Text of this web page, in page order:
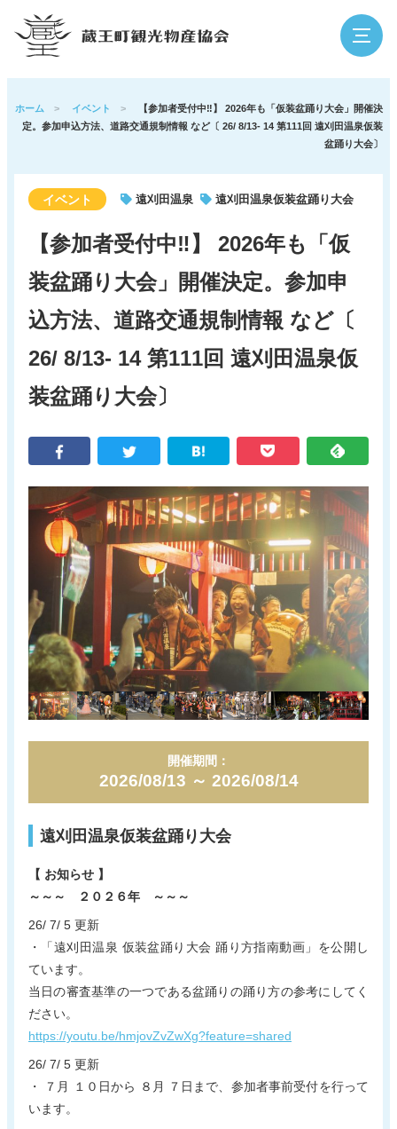
検索
蔵王の魅力 観光スポット
イベント 泊まる・温泉
グルメ・買う 体験
アウトドア 寺社・歴史
蔵王町観光物産協会について サイトポリシー
ホーム > イベント >
【参加者受付中‼】 2026年も「仮装盆踊り大会」開催決
定。参加申込方法、道路交通規制情報 など〔 26/ 8/13- 14 第111回 遠刈田温泉仮装
盆踊り大会〕
イベント 遠刈田温泉 遠刈田温泉仮装盆踊り大会
【参加者受付中‼】 2026年も「仮
装盆踊り大会」開催決定。参加申
込方法、道路交通規制情報 など〔
26/ 8/13- 14 第111回 遠刈田温泉仮
装盆踊り大会〕
開催期間：
2026/08/13 ～ 2026/08/14
遠刈田温泉仮装盆踊り大会
【 お知らせ 】
～～～ ２０２６年 ～～～
26/ 7/ 5 更新
・「遠刈田温泉 仮装盆踊り大会 踊り方指南動画」を公開し
ています。
当日の審査基準の一つである盆踊りの踊り方の参考にしてく
ださい。
https://youtu.be/hmjovZvZwXg?feature=shared
26/ 7/ 5 更新
・ ７月 １０日から ８月 ７日まで、参加者事前受付を行って
います。